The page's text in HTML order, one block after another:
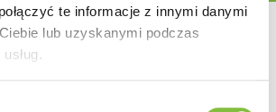
te informacje z innymi danymi
lub uzyskanymi podczas